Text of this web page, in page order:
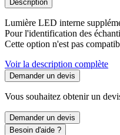
Description
Lumière LED interne
Pour l'identification des
Cette option n'est pas
Voir la description complète
Demander un devis
Vous souhaitez obtenir un
Demander un devis
Besoin d'aide ?